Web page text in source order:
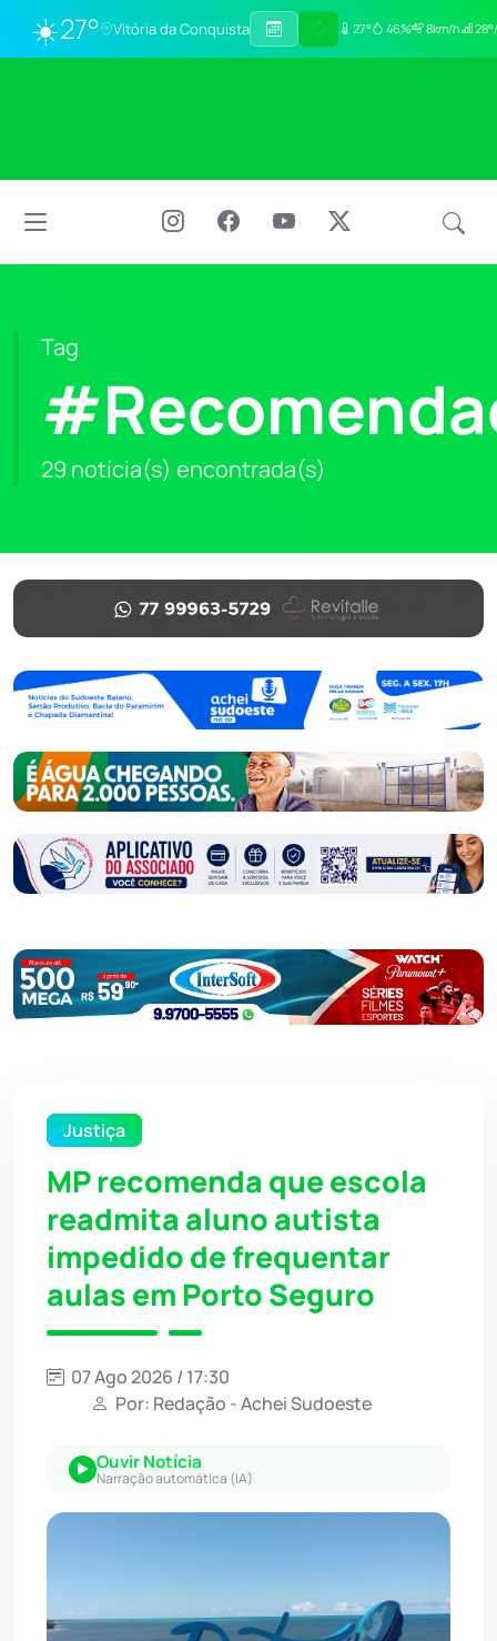
☀️27° Vitória da Conquista 27° 46% 8km/h
Tag
29 notícia(s) encontrada(s)
Justiça
MP recomenda que escola
readmita aluno autista
impedido de frequentar
aulas em Porto Seguro
07 Ago 2026 / 17:30
Por: Redação - Achei Sudoeste
Ouvir Notícia
Narração automática (IA)